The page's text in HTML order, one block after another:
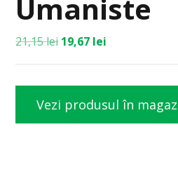
Umaniste
21,15lei 19,67 lei
Vezi produsul în